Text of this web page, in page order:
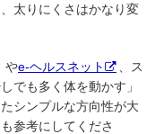
太りにくさはかなり変
やe-ヘルスネット
、ス
でも多く体を動かす」
シンプルな方向性が大
参考にしてくださ